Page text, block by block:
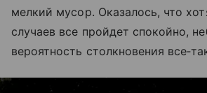
мелкий мусор. Оказалось, что
случаев все пройдет спокойно,
вероятность столкновения